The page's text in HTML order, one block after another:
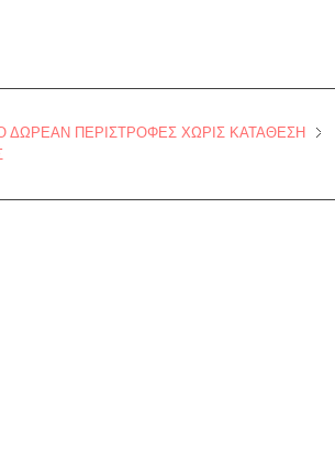
ΔΩΡΕΑΝ ΠΕΡΙΣΤΡΟΦΕΣ ΧΩΡΙΣ ΚΑΤΑΘΕΣΗ